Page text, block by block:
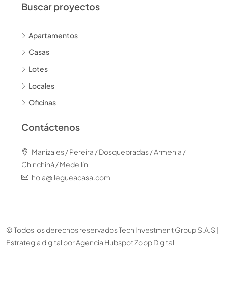
Buscar proyectos
Apartamentos
Casas
Lotes
Locales
Oficinas
Contáctenos
Manizales / Pereira / Dosquebradas / Armenia /
Chinchiná / Medellín
hola@llegueacasa.com
© Todos los derechos reservados Tech Investment Group S.A.S |
Estrategia digital porAgencia Hubspot Zopp Digital